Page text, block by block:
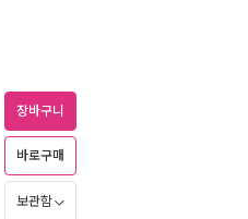
장바구니
바로구매
보관함